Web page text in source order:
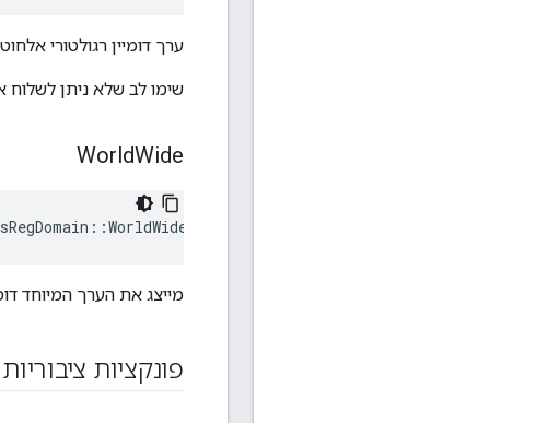
ערך דומיין רגולטורי
שימו לב שלא ניתן
WorldWide
::WorldWide
מייצג את הערך המיוחד
פונקציות ציבוריות